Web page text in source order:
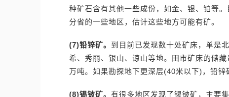
种矿石含有其他一些成份，如金、银、铂等
分省的一些地区，估计这些地方可能有矿。
(7)铅锌矿。 到目前已发现数十处矿床，单是
希、秀丽、银山、谅山等地。田市矿床的储
万吨。如果勘探地下更深层(40米以下)，铅锌
(8)锡铍矿。 有很多地区发现了锡铍矿，主要